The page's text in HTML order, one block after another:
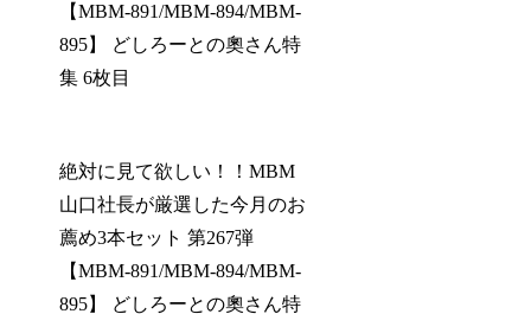
【MBM-891/MBM-894/MBM-
895】 どしろーとの奧さん特
集 6枚目
絶対に見て欲しい！！MBM
山口社長が厳選した今月のお
薦め3本セット 第267弾
【MBM-891/MBM-894/MBM-
895】 どしろーとの奧さん特